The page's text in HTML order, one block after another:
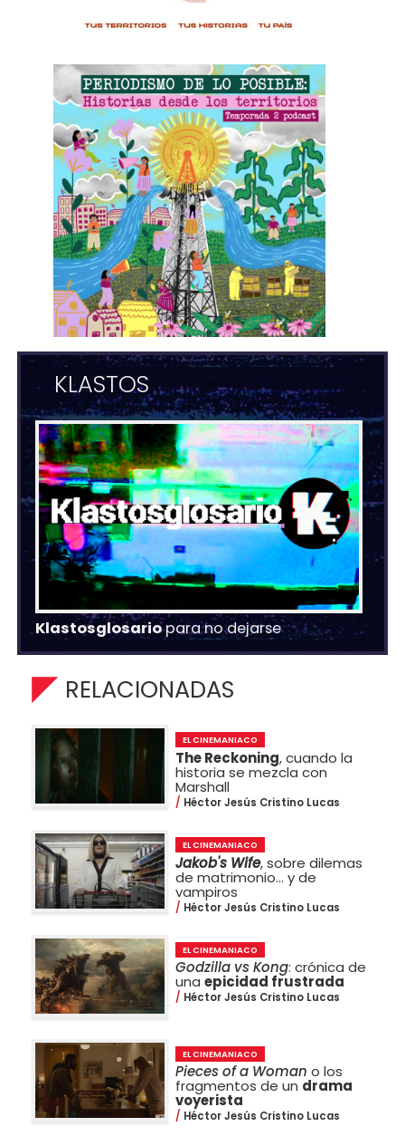
KLASTOS
Klastosglosariopara no dejarse
RELACIONADAS
EL CINEMANIACO
The Reckoning, cuando la
historia se mezcla con
Marshall
Héctor Jesús Cristino Lucas
EL CINEMANIACO
Jakob's Wife, sobre dilemas
de matrimonio… y de
vampiros
Héctor Jesús Cristino Lucas
EL CINEMANIACO
Godzilla vs Kong: crónica de
unaepicidad frustrada
Héctor Jesús Cristino Lucas
EL CINEMANIACO
Pieces of a Woman o los
fragmentos de un drama
voyerista
Héctor Jesús Cristino Lucas